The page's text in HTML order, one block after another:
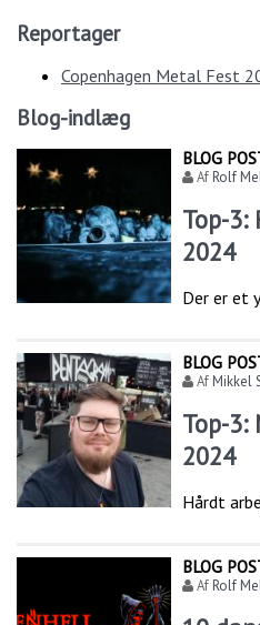
Reportager
Copenhagen Metal Fest
Blog-indlæg
BLOG
AfRolf
Top-3:
2024
Der er et
BLOG
AfMikkel
Top-3:
2024
Hårdt
BLOG
AfRolf